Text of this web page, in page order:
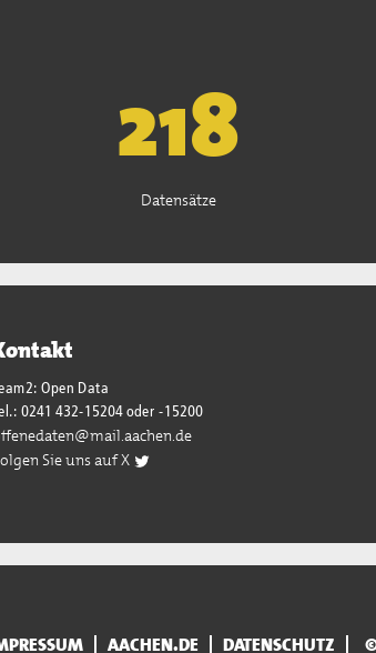
221
Datensätze
Open Data
0241 432-15204 oder -15200
Sie uns auf X
AACHEN.DE DATENSCHUTZ